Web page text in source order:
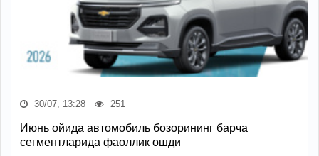
30/07, 13:28 251
Июнь ойида автомобиль бозорининг барча
сегментларида фаоллик ошди